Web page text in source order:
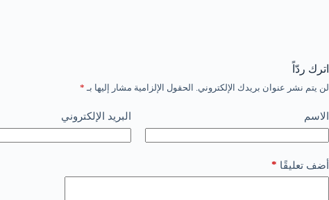
اترك ردّاً
لن يتم نشر عنوان بريدك الإلكتروني. الحقول الإلزامية مشار إليها بـ *
الاسم البريد الإلكتروني
أضف تعليقًا *